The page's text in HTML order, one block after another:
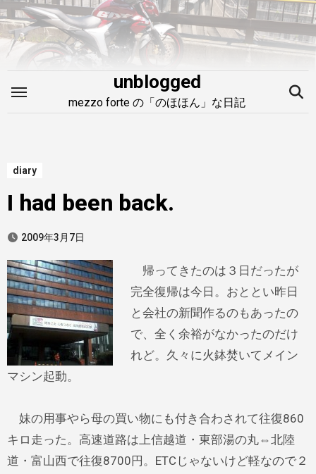
内
容
を
unblogged
mezzo forte の「のほほん」な日記
diary
I had been back.
2009年3月7日
帰ってきたのは３日だったが
完全復帰は今日。おととい昨日
と会社の新聞作るのもあったの
で、全く余裕がなかったのだけ
れど。久々に火鉢焚いてメイン
マシン起動。
妹の用事やら母の買い物にも付き合わされて往復860
キロ走った。高速道路は上信越道・東部湯の丸⇔北陸
道・富山西で往復8700円。ETCじゃないけど軽なので２